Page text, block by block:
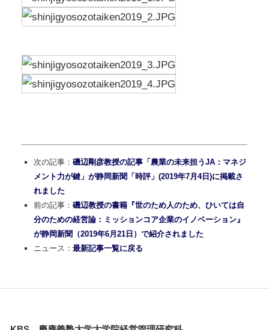
次の記事： 磯辺剛彦教授の記事「農業の未来担うJA：マネジ
メント力が鍵」が静岡新聞「時評」(2019年7月4日)に掲載さ
れました
前の記事： 磯辺教授の書籍『世のため人のため、ひいては自
分のための経営論：ミッションコア企業のイノベーション』
が静岡新聞（2019年6月21日）で紹介されました
ニュース： 最新記事一覧に戻る